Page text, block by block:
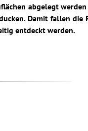
abgelegt
Damit fallen die
entdeckt werden.